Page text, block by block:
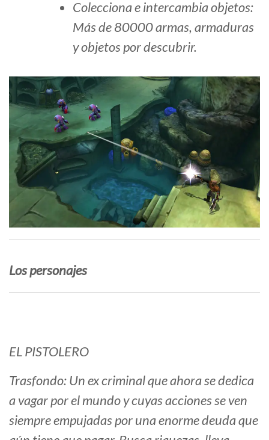
Colecciona e intercambia objetos:
Más de 80000 armas, armaduras
y objetos por descubrir.
Los personajes
EL PISTOLERO
Trasfondo: Un ex criminal que ahora se dedica
a vagar por el mundo y cuyas acciones se ven
siempre empujadas por una enorme deuda que